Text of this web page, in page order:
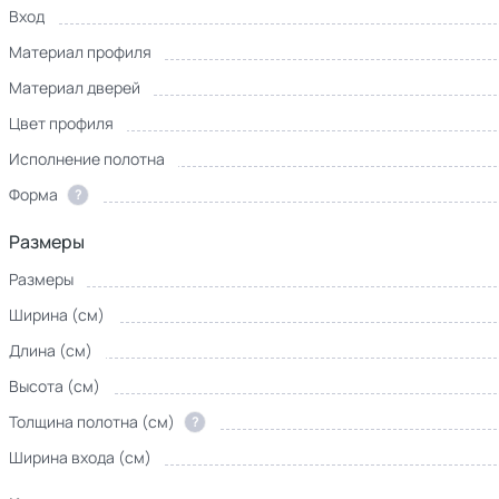
Вход
Материал профиля
Материал дверей
Цвет профиля
Исполнение полотна
Форма
?
Размеры
Размеры
Ширина (см)
Длина (см)
Высота (см)
Толщина полотна (см)
?
Ширина входа (см)